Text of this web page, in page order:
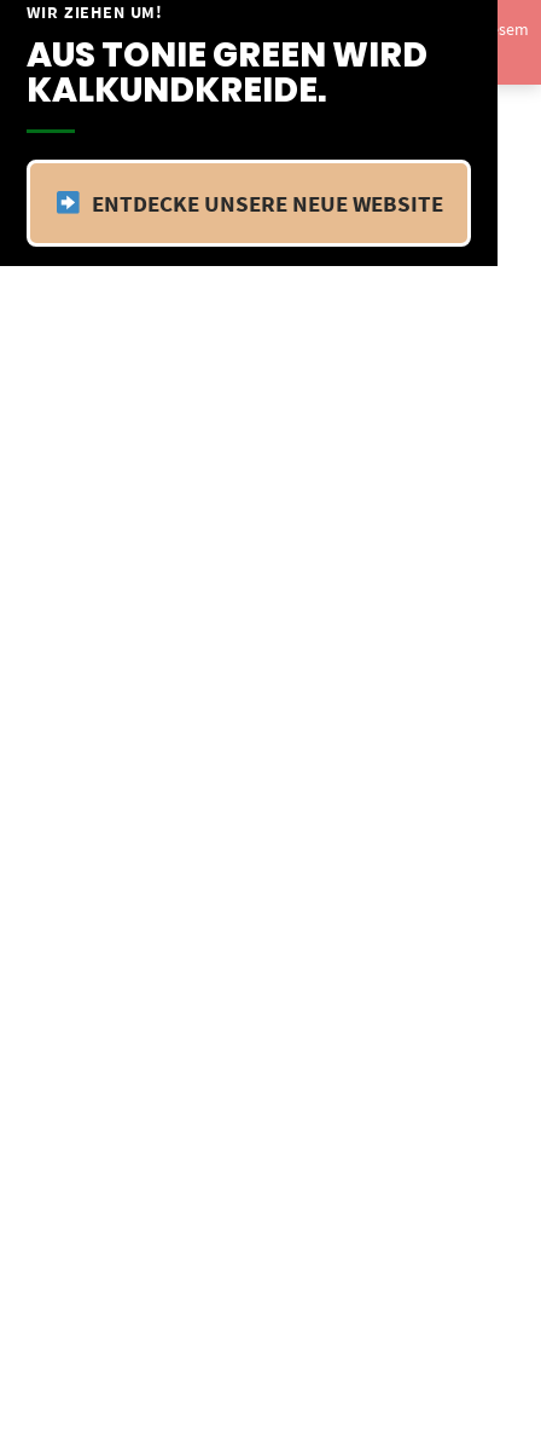
WIR ZIEHEN UM!
AUS TONIE GREEN WIRD
KALKUNDKREIDE.
ENTDECKE UNSERE NEUE WEBSITE
Springe
Inhalt
Vom 09.04.25 - 20.04.25 befinden wir uns im Betriebsurlaub. In diesem
Zeitraum findet kein Versand statt.Ausblenden